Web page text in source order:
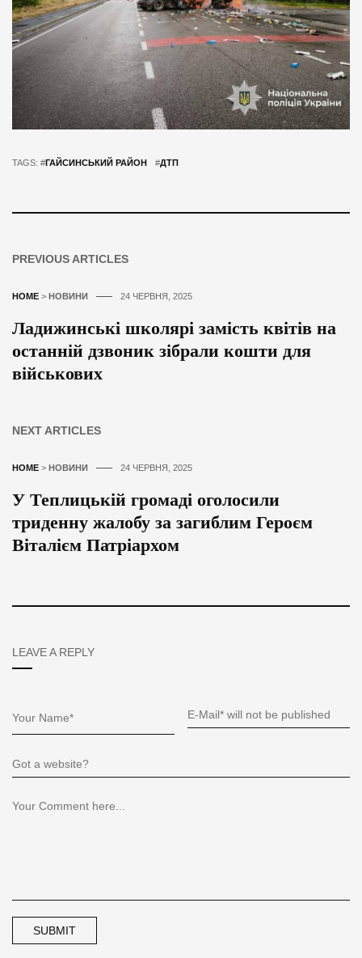
TAGS: #ГАЙСИНСЬКИЙ РАЙОН #ДТП
PREVIOUS ARTICLES
HOME > НОВИНИ 24 ЧЕРВНЯ, 2025
Ладижинські школярі замість квітів на
останній дзвоник зібрали кошти для
військових
NEXT ARTICLES
HOME > НОВИНИ 24 ЧЕРВНЯ, 2025
У Теплицькій громаді оголосили
триденну жалобу за загиблим Героєм
Віталієм Патріархом
LEAVE A REPLY